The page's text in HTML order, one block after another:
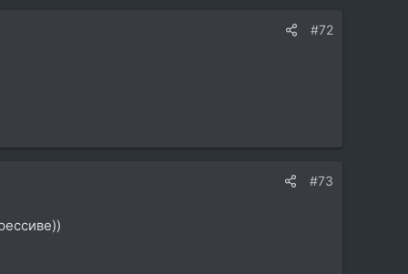
#72
#73